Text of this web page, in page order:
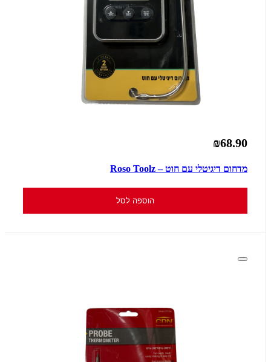
₪68.90
מדחום דיגיטלי עם חוט – Roso Toolz
הוספה לסל